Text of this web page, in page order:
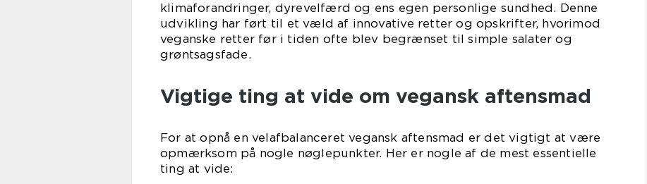
klimaforandringer, dyrevelfærd og ens egen personlige sundhed. Denne
udvikling har ført til et væld af innovative retter og opskrifter, hvorimod
veganske retter før i tiden ofte blev begrænset til simple salater og
grøntsagsfade.
Vigtige ting at vide om vegansk aftensmad
For at opnå en velafbalanceret vegansk aftensmad er det vigtigt at være
opmærksom på nogle nøglepunkter. Her er nogle af de mest essentielle
ting at vide: